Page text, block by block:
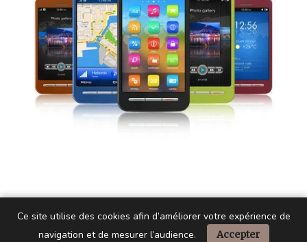
Ce site utilise des cookies afin d’améliorer votre expérience de
navigation et de mesurer l’audience.
Accepter